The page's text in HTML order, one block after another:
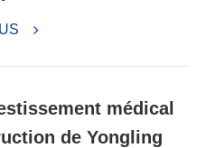
médical
de Yongling